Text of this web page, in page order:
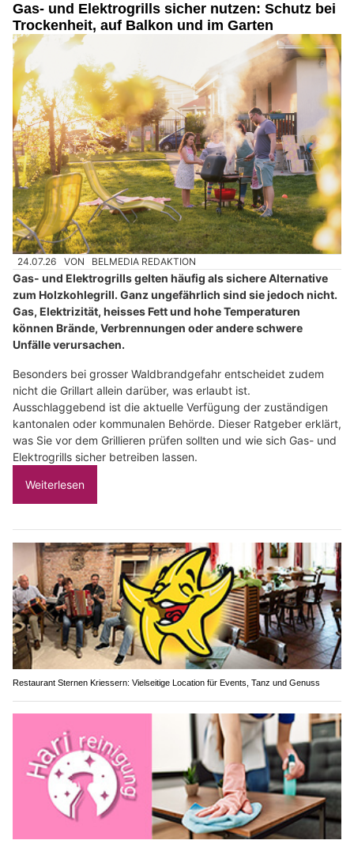
Gas- und Elektrogrills sicher nutzen: Schutz bei
Trockenheit, auf Balkon und im Garten
24.07.26 VON BELMEDIA REDAKTION
Gas- und Elektrogrills gelten häufig als sichere Alternative
zum Holzkohlegrill. Ganz ungefährlich sind sie jedoch nicht.
Gas, Elektrizität, heisses Fett und hohe Temperaturen
können Brände, Verbrennungen oder andere schwere
Unfälle verursachen.
Besonders bei grosser Waldbrandgefahr entscheidet zudem
nicht die Grillart allein darüber, was erlaubt ist.
Ausschlaggebend ist die aktuelle Verfügung der zuständigen
kantonalen oder kommunalen Behörde. Dieser Ratgeber erklärt,
was Sie vor dem Grillieren prüfen sollten und wie sich Gas- und
Elektrogrills sicher betreiben lassen.
Weiterlesen
Restaurant Sternen Kriessern: Vielseitige Location für Events, Tanz und Genuss